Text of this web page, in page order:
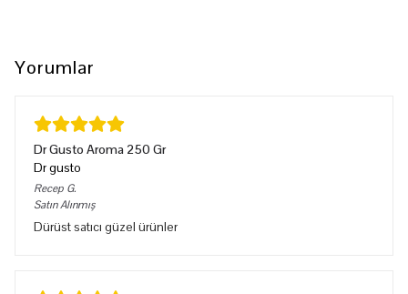
Yorumlar
Dr Gusto Aroma 250 Gr
Dr gusto
Recep G.
Satın Alınmış
Dürüst satıcı güzel ürünler